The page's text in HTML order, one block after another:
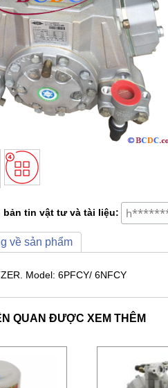
bản tin vật tư và tài liệu:
về sản phẩm
Model: 6PFCY/ 6NFCY
QUAN ĐƯỢC XEM THÊM